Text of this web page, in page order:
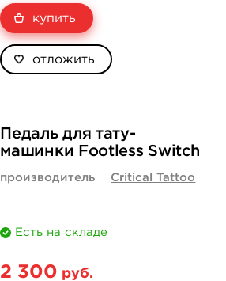
купить
отложить
Педаль для тату-
машинки Footless Switch
производитель Critical Tattoo
Есть на складе
2 300 руб.